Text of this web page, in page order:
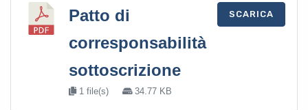
Patto di
corresponsabilità
sottoscrizione
1 file(s) 34.77 KB
SCARICA